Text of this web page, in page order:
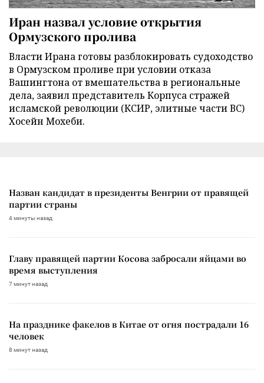
Иран назвал условие открытия
Ормузского пролива
Власти Ирана готовы разблокировать судоходство
в Ормузском проливе при условии отказа
Вашингтона от вмешательства в региональные
дела, заявил представитель Корпуса стражей
исламской революции (КСИР, элитные части ВС)
Хосейн Мохеби.
Назван кандидат в президенты Венгрии от правящей
партии страны
4 минуты назад
Главу правящей партии Косова забросали яйцами во
время выступления
7 минут назад
На празднике факелов в Китае от огня пострадали 16
человек
8 минут назад